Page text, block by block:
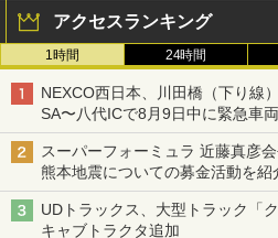
アクセスランキング
1時間 24時間
NEXCO西日本、川田橋（下り線
SA〜八代ICで8月9日中に緊急車
スーパーフォーミュラ 近藤真彦
熊本地震についての募金活動を紹
UDトラックス、大型トラック「
キャブトラクタ追加